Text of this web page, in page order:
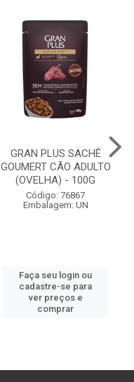
GRAN PLUS SACHÊ
GOUMERT CÃO ADULTO
(OVELHA) - 100G
Código: 76867
Embalagem: UN
Faça seu login ou
cadastre-se para
ver preços e
comprar